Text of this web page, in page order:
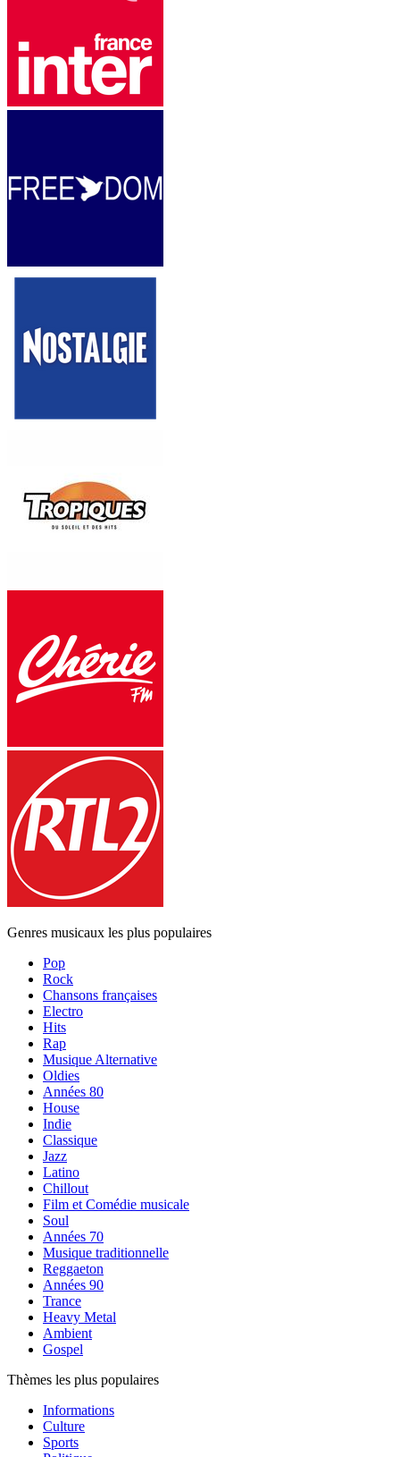
Genres musicaux les plus populaires
Pop
Rock
Chansons françaises
Electro
Hits
Rap
Musique Alternative
Oldies
Années 80
House
Indie
Classique
Jazz
Latino
Chillout
Film et Comédie musicale
Soul
Années 70
Musique traditionnelle
Reggaeton
Années 90
Trance
Heavy Metal
Ambient
Gospel
Thèmes les plus populaires
Informations
Culture
Sports